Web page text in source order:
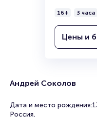
16+ 3 часа
Цены и
Андрей Соколов
Дата и место
Россия.